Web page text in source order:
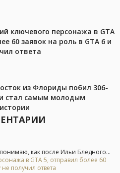
ключевого персонажа в GTA
60 заявок на роль в GTA 6 и
ответа
из Флориды побил 306-
стал самым молодым
как после Ильи Бледного...
в GTA 5, отправил более 60
получил ответа